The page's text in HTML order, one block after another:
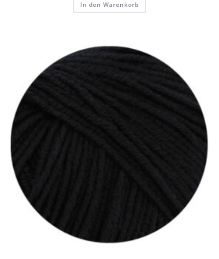
In den Warenkorb